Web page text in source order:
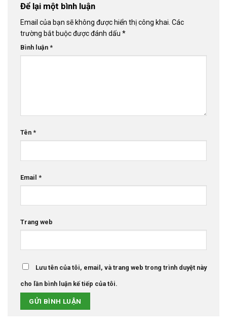
Để lại một bình luận
Email của bạn sẽ không được hiển thị công khai. Các
trường bắt buộc được đánh dấu *
Bình luận *
Tên *
Email *
Trang web
Lưu tên của tôi, email, và trang web trong trình duyệt này
cho lần bình luận kế tiếp của tôi.